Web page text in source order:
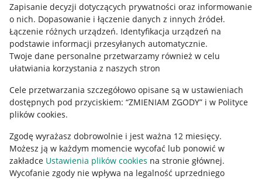
Zapisanie decyzji dotyczących prywatności oraz informowanie
o nich. Dopasowanie i łączenie danych z innych źródeł.
Łączenie różnych urządzeń. Identyfikacja urządzeń na
podstawie informacji przesyłanych automatycznie.
Twoje dane personalne przetwarzamy również w celu
ułatwiania korzystania z naszych stron
Cele przetwarzania szczegółowo opisane są w ustawieniach
dostępnych pod przyciskiem: “ZMIENIAM ZGODY” i w Polityce
plików cookies.
Zgodę wyrażasz dobrowolnie i jest ważna 12 miesięcy.
Możesz ją w każdym momencie wycofać lub ponowić w
zakładce Ustawienia plików cookies na stronie głównej.
Wycofanie zgody nie wpływa na legalność uprzedniego
Regulamin
Polityka plików "cookies"
Ustawienia plików "cookies"
Udostępnianie lokalizacji
Informacje dla Aktu o Usługach Cyfrowych
Pobierz aplikację